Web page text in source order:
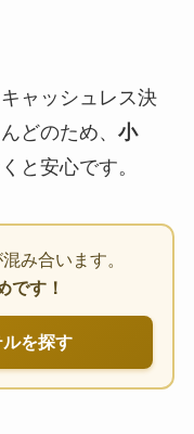
ャッシュレス決
どのため、 小
と安心です。
み合います。
です！
を探す